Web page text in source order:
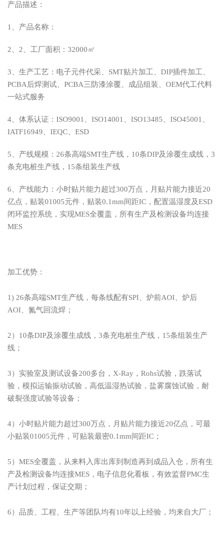
产品描述：
1、 产品名称：
2、 2、工厂面积：32000㎡
3、生产工艺：电子元件代采、SMT贴片加工、DIP插件加工、
PCBA后焊测试、PCBA三防漆涂覆、成品组装、OEM代工代料
一站式服务
4、体系认证：ISO9001、ISO14001、ISO13485、ISO45001、
IATF16949、IEQC、ESD
5、产线规模：26条高端SMT生产线， 10条DIP及涂覆生成线，3
条充电桩生产线，1 5条组装生产线
6、产线能力：小时贴片能力超过300万点，月贴片能力接近20
亿点，贴装01005元件，贴装0.1mm间距IC，配置温湿度及ESD
闭环监控系统，实现MES全覆盖，所有生产及检测设备均连接
MES
加工优势：
1) 26条高端SMT生产线，每条线配有SPI、炉前AOI、炉后
AOI、氮气回流焊；
2） 10条DIP及涂覆生成线，3条充电桩生产线，1 5条组装生产
线 ；
3）实验室及测试设备200多台，X-Ray，Rohs试验，跌落试
验，模拟运输振动试验，高低温湿热试验，盐雾腐蚀试验，耐
破裂强度试验等设备；
4）小时贴片能力超过300万点，月贴片能力接近20亿点，可最
小贴装01005元件，可贴装最密0.1mm间距IC；
5）MES全覆盖，从来料入库出库到制造再到成品入仓，所有生
产及检测设备均连接MES，电子信息化看板，有效监督PMC生
产计划过程，保证交期；
6）品质、工程、生产等团队均有10年以上经验，均来自大厂；